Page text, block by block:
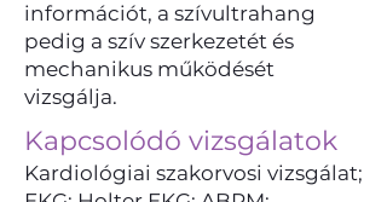
információt, a szívultrahang
pedig a szív szerkezetét és
mechanikus működését
vizsgálja.
Kapcsolódó vizsgálatok
Kardiológiai szakorvosi vizsgálat;